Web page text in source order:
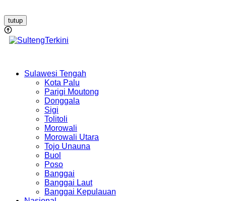
tutup
Sulawesi Tengah
Kota Palu
Parigi Moutong
Donggala
Sigi
Tolitoli
Morowali
Morowali Utara
Tojo Unauna
Buol
Poso
Banggai
Banggai Laut
Banggai Kepulauan